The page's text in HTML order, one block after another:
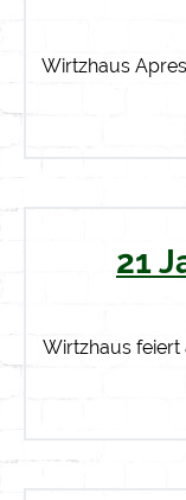
Wirtzhaus
21
Wirtzhaus feiert